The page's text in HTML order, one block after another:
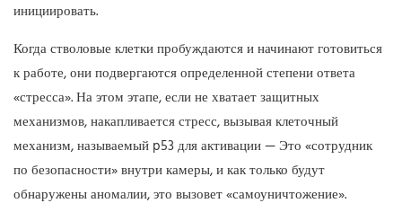
инициировать.
Когда стволовые клетки пробуждаются и начинают готовиться
к работе, они подвергаются определенной степени ответа
«стресса». На этом этапе, если не хватает защитных
механизмов, накапливается стресс, вызывая клеточный
механизм, называемый p53 для активации — Это «сотрудник
по безопасности» внутри камеры, и как только будут
обнаружены аномалии, это вызовет «самоуничтожение».